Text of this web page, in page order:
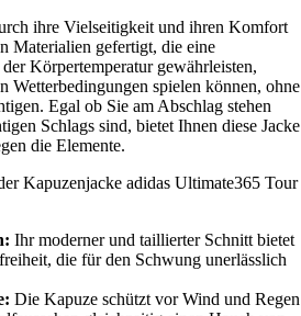
ihre Vielseitigkeit und ihren Komfort
Materialien gefertigt, die eine
Körpertemperatur gewährleisten,
Wetterbedingungen spielen können, ohne
Egal ob Sie am Abschlag stehen
Schlags sind, bietet Ihnen diese Jacke
die Elemente.
Kapuzenjacke adidas Ultimate365 Tour
Ihr moderner und taillierter Schnitt bietet
die für den Schwung unerlässlich
Die Kapuze schützt vor Wind und Regen